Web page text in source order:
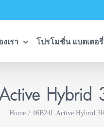
เรา โปรโมชั่น แบตเตอรี่
Hybrid
Home 46B24L Active Hybrid